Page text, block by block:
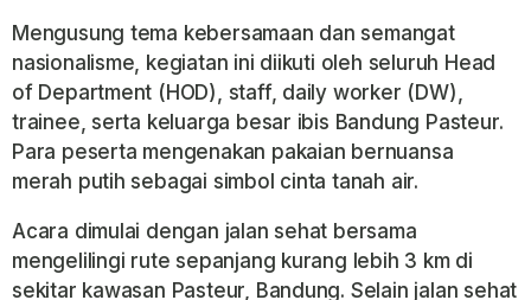
Mengusung tema kebersamaan dan semangat
nasionalisme, kegiatan ini diikuti oleh seluruh Head
of Department (HOD), staff, daily worker (DW),
trainee, serta keluarga besar ibis Bandung Pasteur.
Para peserta mengenakan pakaian bernuansa
merah putih sebagai simbol cinta tanah air.
Acara dimulai dengan jalan sehat bersama
mengelilingi rute sepanjang kurang lebih 3 km di
sekitar kawasan Pasteur, Bandung. Selain jalan sehat